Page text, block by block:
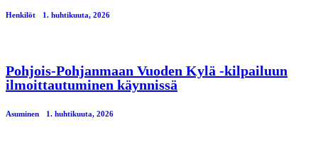
Henkilöt 1. huhtikuuta, 2026
Pohjois-Pohjanmaan Vuoden Kylä -kilpailuun
ilmoittautuminen käynnissä
Asuminen 1. huhtikuuta, 2026